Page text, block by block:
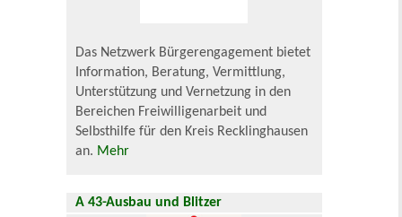
Das Netzwerk Bürgerengagement bietet
Information, Beratung, Vermittlung,
Unterstützung und Vernetzung in den
Bereichen Freiwilligenarbeit und
Selbsthilfe für den Kreis Recklinghausen
an. Mehr
A 43-Ausbau und Blitzer